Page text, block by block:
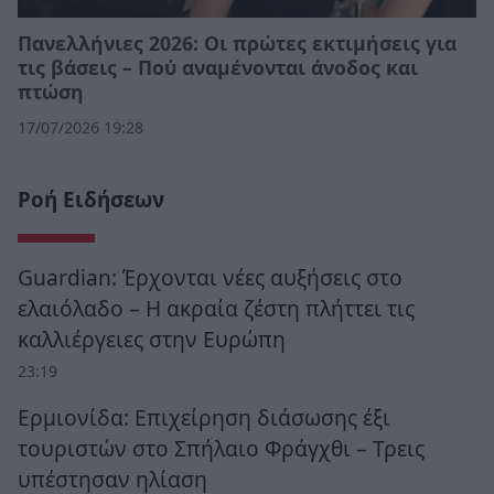
Πανελλήνιες 2026: Οι πρώτες εκτιμήσεις για
τις βάσεις – Πού αναμένονται άνοδος και
πτώση
17/07/2026 19:28
Ροή Ειδήσεων
Guardian: Έρχονται νέες αυξήσεις στο
ελαιόλαδο – Η ακραία ζέστη πλήττει τις
καλλιέργειες στην Ευρώπη
23:19
Ερμιονίδα: Επιχείρηση διάσωσης έξι
τουριστών στο Σπήλαιο Φράγχθι – Τρεις
υπέστησαν ηλίαση